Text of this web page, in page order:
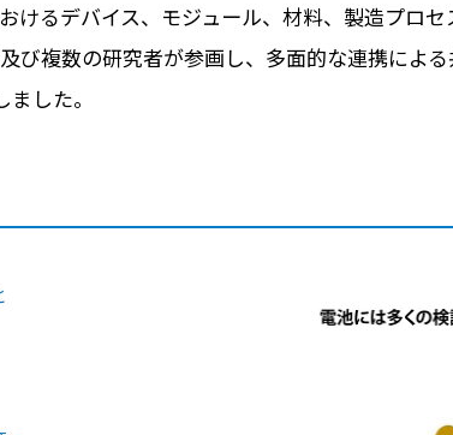
けるデバイス、モジュール、材料、製造プロ
び複数の研究者が参画し、多面的な連携によ
した。